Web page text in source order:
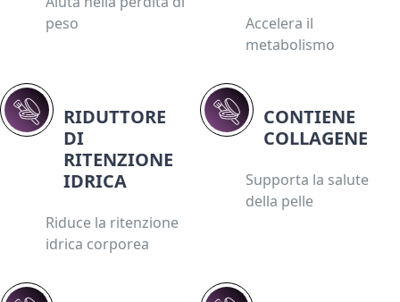
peso
Accelera il
metabolismo
RIDUTTORE
DI
RITENZIONE
IDRICA
Riduce la ritenzione
idrica corporea
CONTIENE
COLLAGENE
Supporta la salute
della pelle